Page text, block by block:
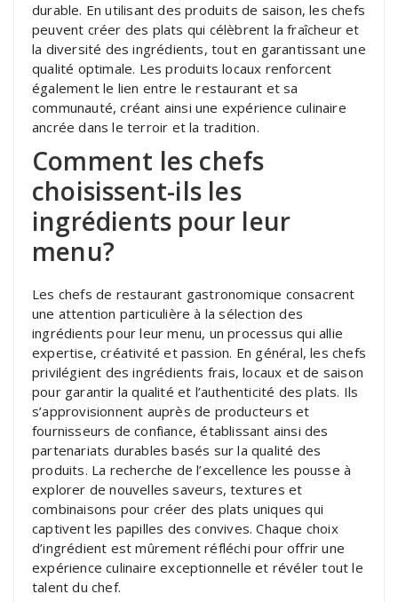
durable. En utilisant des produits de saison, les chefs
peuvent créer des plats qui célèbrent la fraîcheur et
la diversité des ingrédients, tout en garantissant une
qualité optimale. Les produits locaux renforcent
également le lien entre le restaurant et sa
communauté, créant ainsi une expérience culinaire
ancrée dans le terroir et la tradition.
Comment les chefs
choisissent-ils les
ingrédients pour leur
menu?
Les chefs de restaurant gastronomique consacrent
une attention particulière à la sélection des
ingrédients pour leur menu, un processus qui allie
expertise, créativité et passion. En général, les chefs
privilégient des ingrédients frais, locaux et de saison
pour garantir la qualité et l’authenticité des plats. Ils
s’approvisionnent auprès de producteurs et
fournisseurs de confiance, établissant ainsi des
partenariats durables basés sur la qualité des
produits. La recherche de l’excellence les pousse à
explorer de nouvelles saveurs, textures et
combinaisons pour créer des plats uniques qui
captivent les papilles des convives. Chaque choix
d’ingrédient est mûrement réfléchi pour offrir une
expérience culinaire exceptionnelle et révéler tout le
talent du chef.